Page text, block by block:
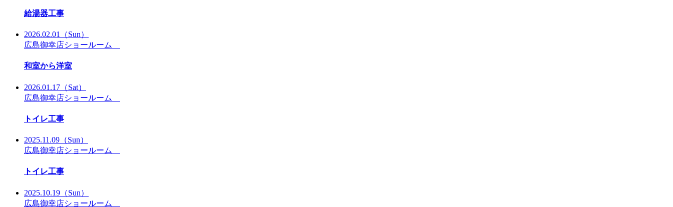
給湯器工事
2026.02.01
（Sun）
広島御幸店ショールーム
和室から洋室
2026.01.17 （Sat）
広島御幸店ショールーム
トイレ工事
2025.11.09 （Sun）
広島御幸店ショールーム
トイレ工事
2025.10.19 （Sun）
広島御幸店ショールーム